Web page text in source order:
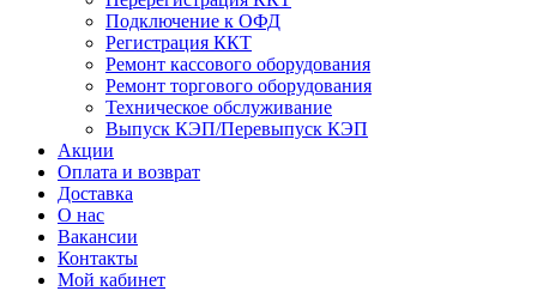
Подключение к ОФД
Регистрация ККТ
Ремонт кассового оборудования
Ремонт торгового оборудования
Техническое обслуживание
Выпуск КЭП/Перевыпуск КЭП
Акции
Оплата и возврат
Доставка
О нас
Вакансии
Контакты
Мой кабинет